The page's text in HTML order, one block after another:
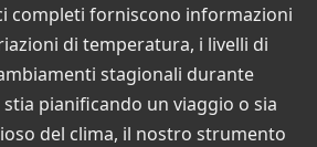
completi forniscono informazioni
di temperatura, i livelli di
stagionali durante
pianificando un viaggio o sia
del clima, il nostro strumento